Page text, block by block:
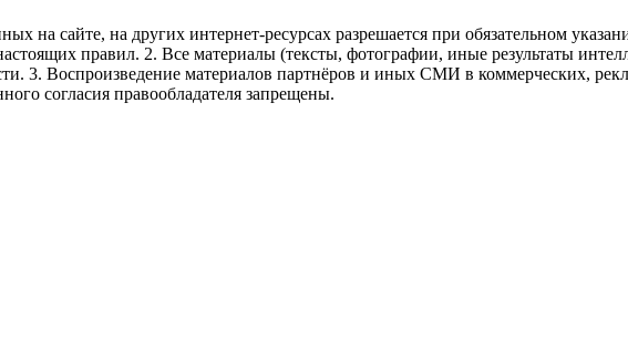
на сайте, на других интернет-ресурсах разрешается при обязательном
правил. 2. Все материалы (тексты, фотографии, иные результаты
3. Воспроизведение материалов партнёров и иных СМИ в коммерческих,
согласия правообладателя запрещены.